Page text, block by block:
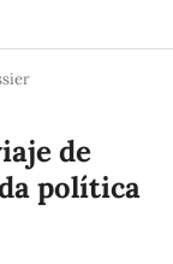
de
política